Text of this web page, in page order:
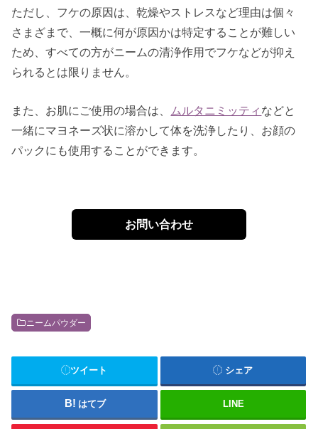
ただし、フケの原因は、乾燥やストレスなど理由は個々
さまざまで、一概に何が原因かは特定することが難しい
ため、すべての方がニームの清浄作用でフケなどが抑え
られるとは限りません。
また、お肌にご使用の場合は、 ムルタニミッティ などと
一緒にマヨネーズ状に溶かして体を洗浄したり、お顔の
パックにも使用することができます。
お問い合わせ
ニームパウダー
ツイート シェア
はてブ LINE